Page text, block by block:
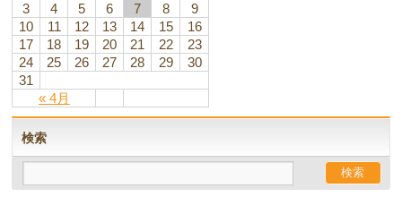
« 4月
3
4 5 6 7 8
9
10
11 12 13 14 15
16
17
18 19 20 21 22
23
24
25 26 27 28 29
30
31
検索